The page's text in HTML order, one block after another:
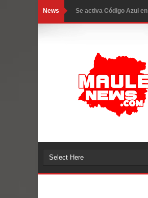
News Se activa Código Azul
GORE Maule figura
nacional en gasto por
traslados con $133
Dos internos intentaron
Temporal obliga a cerrar